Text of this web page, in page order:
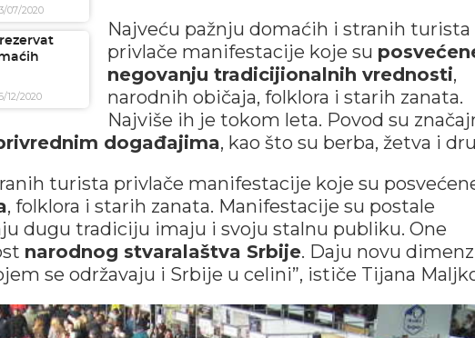
07/2020
12/2020
Najveću pažnju domaćih i stranih turista
privlače manifestacije koje su
negovanju tradicijionalnih vrednosti,
narodnih običaja, folklora i starih zanata.
Najviše ih je tokom leta. Povod su
događajima, kao što su berba, žetva i
turista privlače manifestacije koje su
, folklora i starih zanata. Manifestacije su postale
dugu tradiciju imaju i svoju stalnu publiku. One
narodnog stvaralaštva Srbije. Daju novu
se održavaju i Srbije u celini”, ističe Tijana